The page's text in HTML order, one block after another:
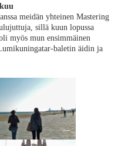
meidän yhteinen Mastering
sillä kuun lopussa
myös mun ensimmäinen
baletin äidin ja